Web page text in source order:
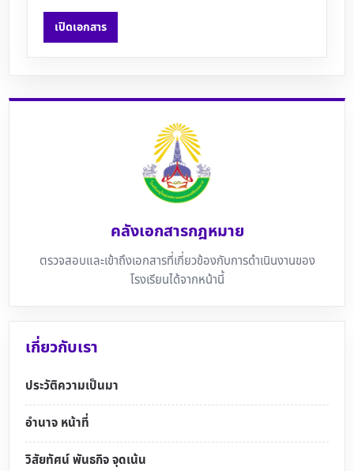
เปิดเอกสาร
คลังเอกสารกฎหมาย
ตรวจสอบและเข้าถึงเอกสารที่เกี่ยวข้องกับการดำเนินงานของ
โรงเรียนได้จากหน้านี้
เกี่ยวกับเรา
ประวัติความเป็นมา
อำนาจ หน้าที่
วิสัยทัศน์ พันธกิจ จุดเน้น